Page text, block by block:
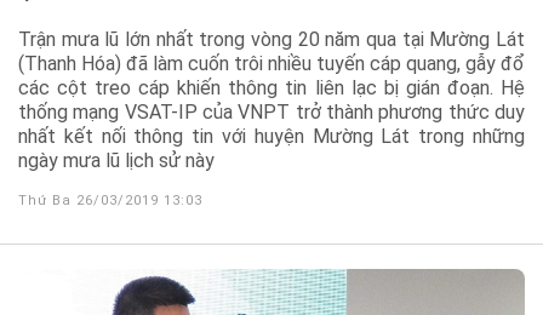
Trận mưa lũ lớn nhất trong vòng 20 năm qua tại Mường Lát
(Thanh Hóa) đã làm cuốn trôi nhiều tuyến cáp quang, gẫy đổ
các cột treo cáp khiến thông tin liên lạc bị gián đoạn. Hệ
thống mạng VSAT-IP của VNPT trở thành phương thức duy
nhất kết nối thông tin với huyện Mường Lát trong những
ngày mưa lũ lịch sử này
Thứ Ba 26/03/2019 13:03